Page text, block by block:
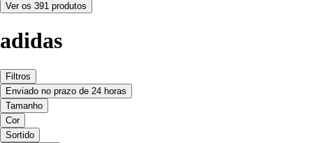
Ver os 391 produtos
adidas
Filtros
Enviado no prazo de 24 horas
Tamanho
Cor
Sortido